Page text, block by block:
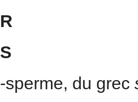
R
S
-sperme, du grec